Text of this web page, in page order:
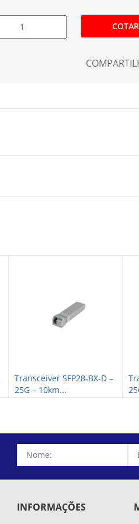
COTAR
Transceiver SFP28-BX-D –
25G – 10km...
INFORMAÇÕES